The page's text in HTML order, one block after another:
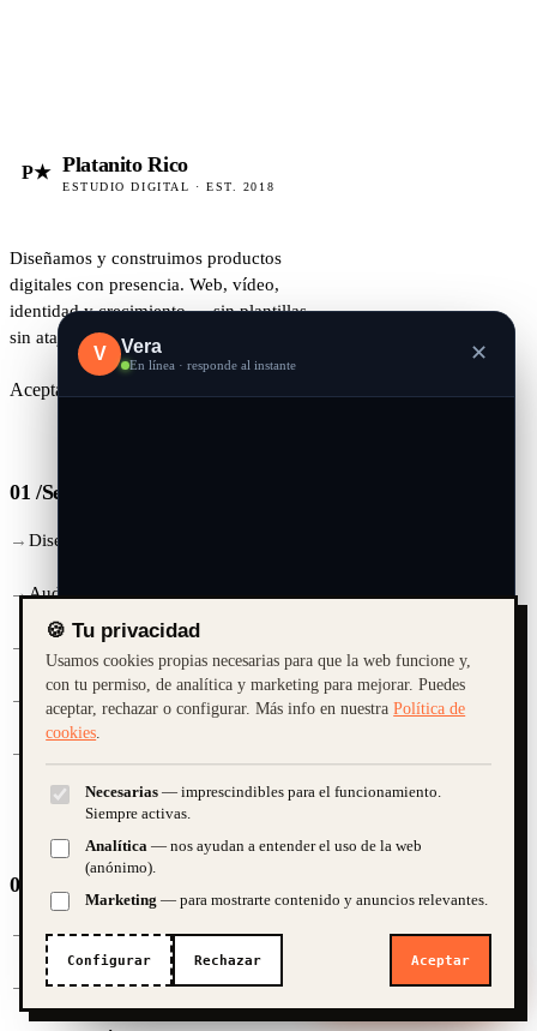
P★ Platanito Rico
ESTUDIO DIGITAL · EST. 2018
Diseñamos y construimos productos
digitales con presencia. Web, vídeo,
identidad y crecimiento — sin plantillas,
sin atajos.
Aceptando proyectos · 2026
01 /Servicios
Diseño Web
Audiovisual
Marketing & SEO
Diseño Gráfico
02 / Contacto
+34 657 085 019
hola@platanitorico.com
🍪 Tu privacidad
Usamos cookies propias necesarias para que la web funcione y,
con tu permiso, de analítica y marketing para mejorar. Puedes
aceptar, rechazar o configurar. Más info en nuestraPolítica de
cookies.
Necesarias— imprescindibles para el funcionamiento.
Siempre activas.
Analítica— nos ayudan a entender el uso de la web
(anónimo).
Marketing — para mostrarte contenido y anuncios relevantes.
Configurar Rechazar Aceptar
V Vera
En línea · responde al instante ✕
¿Cuánto cuesta una web? Quiero una tienda online
¿SEO y marketing?
IA · demo. Guardamos la conversación para poder atenderte; te atiende
una persona si hace falta.